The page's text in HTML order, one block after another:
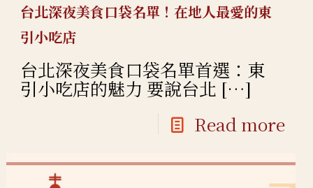
台北深夜美食口袋名單！在地人最愛的東
引小吃店
台北深夜美食口袋名單首選：東
引小吃店的魅力 要說台北 […]
Read more